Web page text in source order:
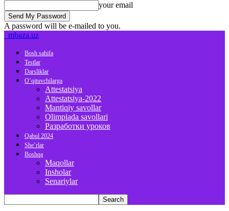
your email
A password will be e-mailed to you.
mbaza.uz
Bosh sahifa
Testlar
Darsliklar
O’qituvchilarga
Attestatsiya
Attestatsiya-2022
Mantiqiy savollar
Olimpiada savollari
Разработки уроков
Qabul 2024
She’rlar
Boshqa
Maqollar
Insholar
Senariylar